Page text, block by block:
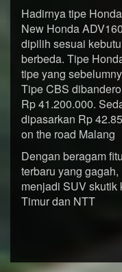
Hadirnya tipe
New Honda
dipilih sesuai
berbeda. Tipe
tipe yang
Tipe CBS
Rp 41.200.000.
dipasarkan Rp
on the road Malang
Dengan beragam
terbaru yang
menjadi SUV skutik
Timur dan NTT